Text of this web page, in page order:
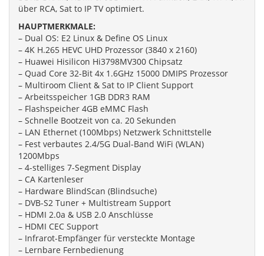
über RCA, Sat to IP TV optimiert.
HAUPTMERKMALE:
– Dual OS: E2 Linux & Define OS Linux
– 4K H.265 HEVC UHD Prozessor (3840 x 2160)
– Huawei Hisilicon Hi3798MV300 Chipsatz
– Quad Core 32-Bit 4x 1.6GHz 15000 DMIPS Prozessor
– Multiroom Client & Sat to IP Client Support
– Arbeitsspeicher 1GB DDR3 RAM
– Flashspeicher 4GB eMMC Flash
– Schnelle Bootzeit von ca. 20 Sekunden
– LAN Ethernet (100Mbps) Netzwerk Schnittstelle
– Fest verbautes 2.4/5G Dual-Band WiFi (WLAN)
1200Mbps
– 4-stelliges 7-Segment Display
– CA Kartenleser
– Hardware BlindScan (Blindsuche)
– DVB-S2 Tuner + Multistream Support
– HDMI 2.0a & USB 2.0 Anschlüsse
– HDMI CEC Support
– Infrarot-Empfänger für versteckte Montage
– Lernbare Fernbedienung